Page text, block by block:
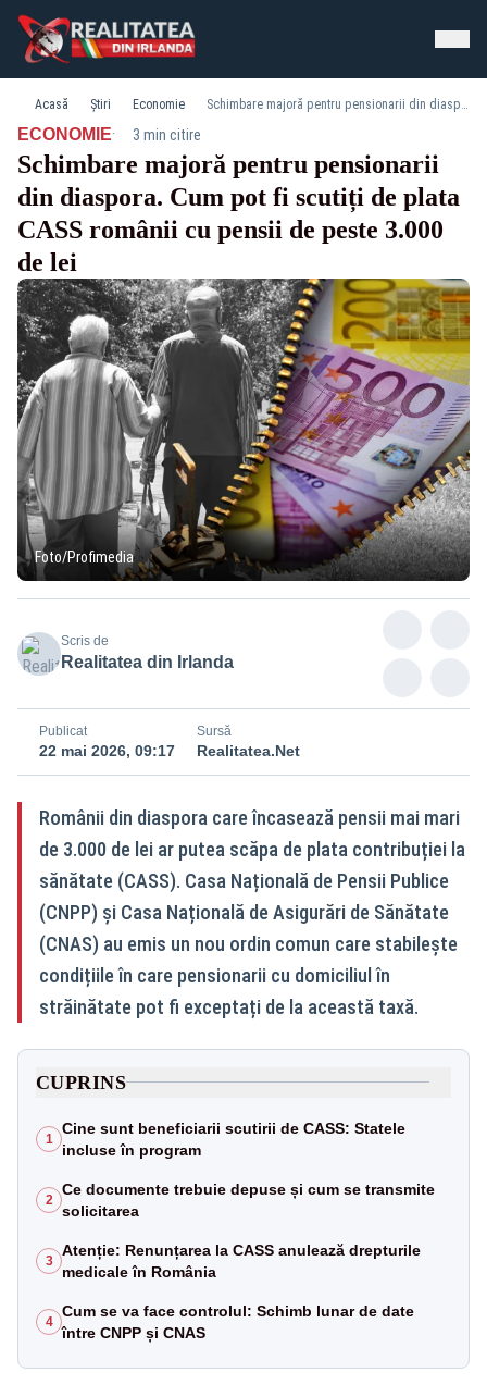
Acasă Știri Economie Schimbare majoră pentru pensionarii din diaspora. Cum pot fi scutiți de plata CASS românii cu pensii de peste 3.000 de lei
ECONOMIE· 3 min citire
Schimbare majoră pentru pensionarii
din diaspora. Cum pot fi scutiți de plata
CASS românii cu pensii de peste 3.000
de lei
Foto/Profimedia
Scris de
Realitatea din Irlanda
Publicat
22 mai 2026, 09:17
Sursă
Realitatea.Net
Românii din diaspora care încasează pensii mai mari
de 3.000 de lei ar putea scăpa de plata contribuției la
sănătate (CASS). Casa Națională de Pensii Publice
(CNPP) și Casa Națională de Asigurări de Sănătate
(CNAS) au emis un nou ordin comun care stabilește
condițiile în care pensionarii cu domiciliul în
străinătate pot fi exceptați de la această taxă.
CUPRINS
1
Cine sunt beneficiarii scutirii de CASS: Statele
incluse în program
2
Ce documente trebuie depuse și cum se transmite
solicitarea
3
Atenție: Renunțarea la CASS anulează drepturile
medicale în România
4
Cum se va face controlul: Schimb lunar de date
între CNPP și CNAS